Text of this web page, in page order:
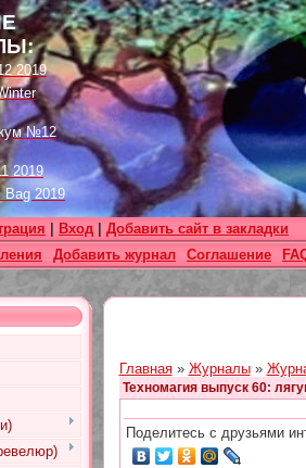
2019
№12
2019
Bag 2019
№4 2019
2019
34
Can
2020
Вход Добавить сайт в закладки
Добавить журнал Соглашение
Главная» Журналы»
Техномагия выпуск 60:
Поделитесь с друзьями